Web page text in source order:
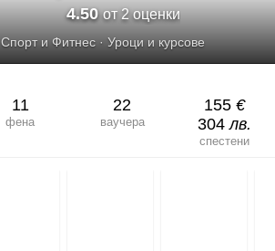
4.50от 2 оценки
Спорт и Фитнес· Уроци и курсове
11
фена
22
ваучера
155 €
304лв.
спестени